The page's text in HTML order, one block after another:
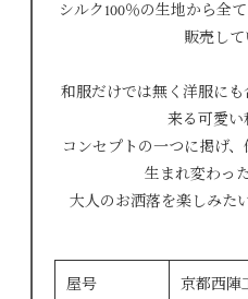
シルク100％の生地から全
販売して
和服だけでは無く洋服に
来る可愛い
コンセプトの一つに掲げ
生まれ変わっ
大人のお洒落を楽しみた
屋号 京都西陣